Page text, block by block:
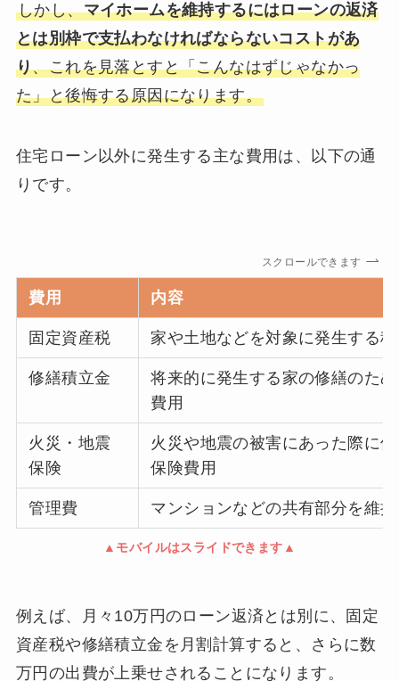
しかし、マイホームを維持するにはローンの返済
とは別枠で支払わなければならないコストがあ
り、これを見落とすと「こんなはずじゃなかっ
た」と後悔する原因になります。
住宅ローン以外に発生する主な費用は、以下の通
りです。
スクロールできます
費用 内容
固定資産税 家や土地などを対象に発生する
修繕積立金
将来的に発生する家の修繕のた
費用
火災・地震
保険
火災や地震の被害にあった際に
保険費用
管理費 マンションなどの共有部分を維
▲モバイルはスライドできます▲
例えば、月々10万円のローン返済とは別に、固定
資産税や修繕積立金を月割計算すると、さらに数
万円の出費が上乗せされることになります。